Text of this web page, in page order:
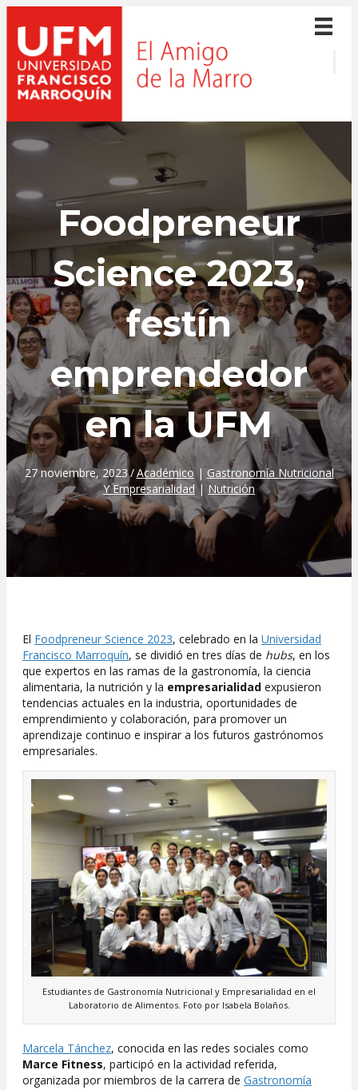
Foodpreneur
Science 2023,
festín
emprendedor
en la UFM
27 noviembre, 2023/Académico |Gastronomía Nutricional
Y Empresarialidad | Nutrición
El Foodpreneur Science 2023, celebrado en la Universidad
Francisco Marroquín, se dividió en tres días de hubs, en los
que expertos en las ramas de la gastronomía, la ciencia
alimentaria, la nutrición y la empresarialidad expusieron
tendencias actuales en la industria, oportunidades de
emprendimiento y colaboración, para promover un
aprendizaje continuo e inspirar a los futuros gastrónomos
empresariales.
Estudiantes de Gastronomía Nutricional y Empresarialidad en el
Laboratorio de Alimentos. Foto por Isabela Bolaños.
Marcela Tánchez, conocida en las redes sociales como
Marce Fitness, participó en la actividad referida,
organizada por miembros de la carrera de Gastronomía